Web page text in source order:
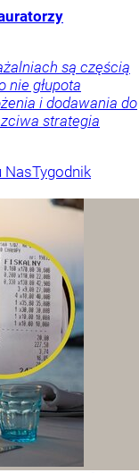
są częścią
nie głupota
i dodawania do
strategia
NasTygodnik